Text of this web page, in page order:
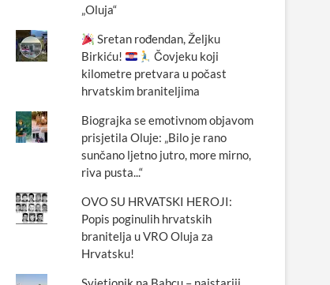
„Oluja“
Sretan rođendan, Željku
Birkiću!
Čovjeku koji
kilometre pretvara u počast
hrvatskim braniteljima
Biograjka se emotivnom objavom
prisjetila Oluje: „Bilo je rano
sunčano ljetno jutro, more mirno,
riva pusta...“
OVO SU HRVATSKI HEROJI:
Popis poginulih hrvatskih
branitelja u VRO Oluja za
Hrvatsku!